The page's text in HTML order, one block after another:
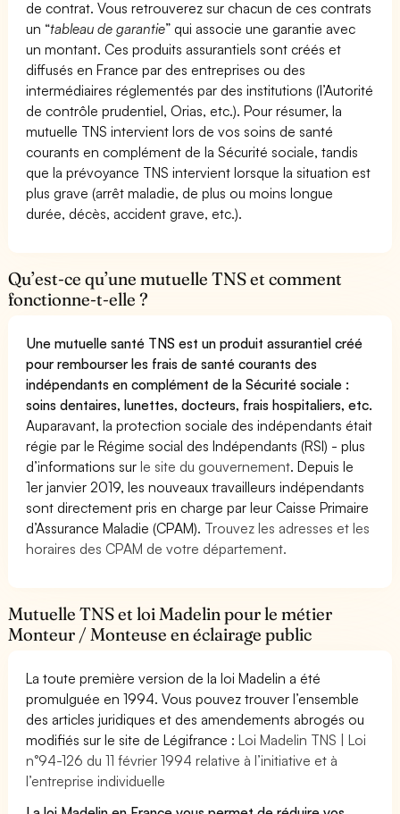
de contrat. Vous retrouverez sur chacun de ces contrats
un “tableau de garantie” qui associe une garantie avec
un montant. Ces produits assurantiels sont créés et
diffusés en France par des entreprises ou des
intermédiaires réglementés par des institutions (l’Autorité
de contrôle prudentiel, Orias, etc.). Pour résumer, la
mutuelle TNS intervient lors de vos soins de santé
courants en complément de la Sécurité sociale, tandis
que la prévoyance TNS intervient lorsque la situation est
plus grave (arrêt maladie, de plus ou moins longue
durée, décès, accident grave, etc.).
Qu’est-ce qu’une mutuelle TNS et comment
fonctionne-t-elle ?
Une mutuelle santé TNS est un produit assurantiel créé
pour rembourser les frais de santé courants des
indépendants en complément de la Sécurité sociale :
soins dentaires, lunettes, docteurs, frais hospitaliers, etc.
Auparavant, la protection sociale des indépendants était
régie par le Régime social des Indépendants (RSI) - plus
d’informations surle site du gouvernement. Depuis le
1er janvier 2019, les nouveaux travailleurs indépendants
sont directement pris en charge par leur Caisse Primaire
d’Assurance Maladie (CPAM). Trouvez les adresses et les
horaires des CPAM de votre département.
Mutuelle TNS et loi Madelin pour le métier
Monteur / Monteuse en éclairage public
La toute première version de la loi Madelin a été
promulguée en 1994. Vous pouvez trouver l’ensemble
des articles juridiques et des amendements abrogés ou
modifiés sur le site de Légifrance :Loi Madelin TNS | Loi
n°94-126 du 11 février 1994 relative à l’initiative et à
l’entreprise individuelle